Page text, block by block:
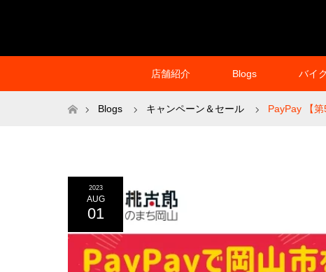
店舗紹介 Blogs バイク
ホームBlogs キャンペーン＆セール PayPay 【
2023
AUG
01